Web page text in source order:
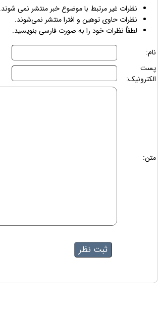
نظرات غیر مرتبط با موضوع خبر منتشر نمی شوند.
نظرات حاوی توهین و افترا منتشر نمی‌شوند.
لطفاً نظرات خود را به صورت فارسی بنویسید.
نام:
پست
الکترونیک:
متن: